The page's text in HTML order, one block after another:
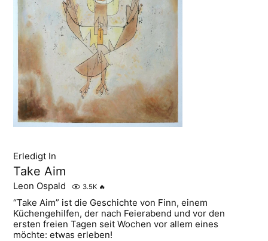
Erledigt In
Take Aim
Leon Ospald 3.5K 🔥
“Take Aim” ist die Geschichte von Finn, einem
Küchengehilfen, der nach Feierabend und vor den
ersten freien Tagen seit Wochen vor allem eines
möchte: etwas erleben!